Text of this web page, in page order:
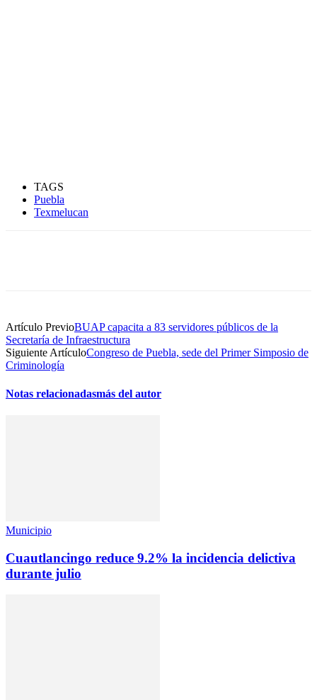
TAGS
Puebla
Texmelucan
Artículo PrevioBUAP capacita a 83 servidores públicos de la
Secretaría de Infraestructura
Siguiente ArtículoCongreso de Puebla, sede del Primer Simposio de
Criminología
Notas relacionadasmás del autor
Municipio
Cuautlancingo reduce 9.2% la incidencia delictiva
durante julio